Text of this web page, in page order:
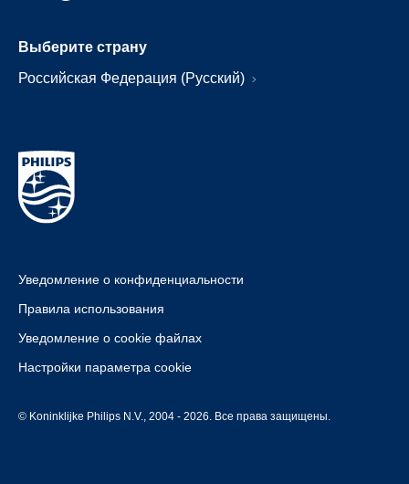
Выберите страну
Российская Федерация (Русский)
Уведомление о конфиденциальности
Правила использования
Уведомление о cookie файлах
Настройки параметра cookie
© Koninklijke Philips N.V., 2004 - 2026. Все права защищены.